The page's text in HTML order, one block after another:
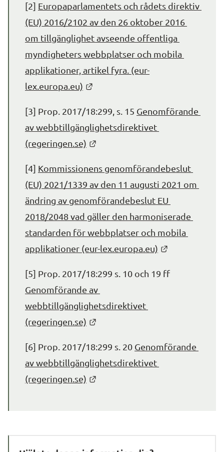
[2] Europaparlamentets och rådets direktiv
(EU) 2016/2102 av den 26 oktober 2016
om tillgänglighet avseende offentliga
myndigheters webbplatser och mobila
applikationer, artikel fyra. (eur-
lex.europa.eu)
[3] Prop. 2017/18:299, s. 15 Genomförande
av webbtillgänglighetsdirektivet
(regeringen.se)
[4] Kommissionens genomförandebeslut
(EU) 2021/1339 av den 11 augusti 2021 om
ändring av genomförandebeslut EU
2018/2048 vad gäller den harmoniserade
standarden för webbplatser och mobila
applikationer (eur-lex.europa.eu)
Genomförande av
webbtillgänglighetsdirektivet
(regeringen.se)
[6] Prop. 2017/18:299 s. 20 Genomförande
av webbtillgänglighetsdirektivet
(regeringen.se)